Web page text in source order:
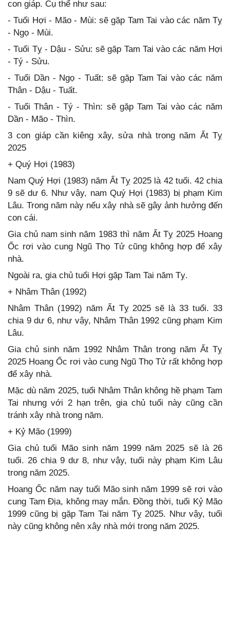
con giáp. Cụ thể như sau:
- Tuổi Hợi - Mão - Mùi: sẽ gặp Tam Tai vào các năm Tỵ
- Ngọ - Mùi.
- Tuổi Tỵ - Dậu - Sửu: sẽ gặp Tam Tai vào các năm Hợi
- Tý - Sửu.
- Tuổi Dần - Ngọ - Tuất: sẽ gặp Tam Tai vào các năm
Thân - Dậu - Tuất.
- Tuổi Thân - Tý - Thìn: sẽ gặp Tam Tai vào các năm
Dần - Mão - Thìn.
3 con giáp cần kiêng xây, sửa nhà trong năm Ất Tỵ
2025
+ Quý Hợi (1983)
Nam Quý Hợi (1983) năm Ất Tỵ 2025 là 42 tuổi. 42 chia
9 sẽ dư 6. Như vậy, nam Quý Hợi (1983) bị phạm Kim
Lâu. Trong năm này nếu xây nhà sẽ gây ảnh hưởng đến
con cái.
Gia chủ nam sinh năm 1983 thì năm Ất Tỵ 2025 Hoang
Ốc rơi vào cung Ngũ Thọ Tử cũng không hợp để xây
nhà.
Ngoài ra, gia chủ tuổi Hợi gặp Tam Tai năm Tỵ.
+ Nhâm Thân (1992)
Nhâm Thân (1992) năm Ất Tỵ 2025 sẽ là 33 tuổi. 33
chia 9 dư 6, như vậy, Nhâm Thân 1992 cũng phạm Kim
Lâu.
Gia chủ sinh năm 1992 Nhâm Thân trong năm Ất Tỵ
2025 Hoang Ốc rơi vào cung Ngũ Thọ Tử rất không hợp
để xây nhà.
Mặc dù năm 2025, tuổi Nhâm Thân không hề phạm Tam
Tai nhưng với 2 hạn trên, gia chủ tuổi này cũng cần
tránh xây nhà trong năm.
+ Kỷ Mão (1999)
Gia chủ tuổi Mão sinh năm 1999 năm 2025 sẽ là 26
tuổi. 26 chia 9 dư 8, như vậy, tuổi này phạm Kim Lâu
trong năm 2025.
Hoang Ốc năm nay tuổi Mão sinh năm 1999 sẽ rơi vào
cung Tam Địa, không may mắn. Đồng thời, tuổi Kỷ Mão
1999 cũng bị gặp Tam Tai năm Tỵ 2025. Như vậy, tuổi
này cũng không nên xây nhà mới trong năm 2025.